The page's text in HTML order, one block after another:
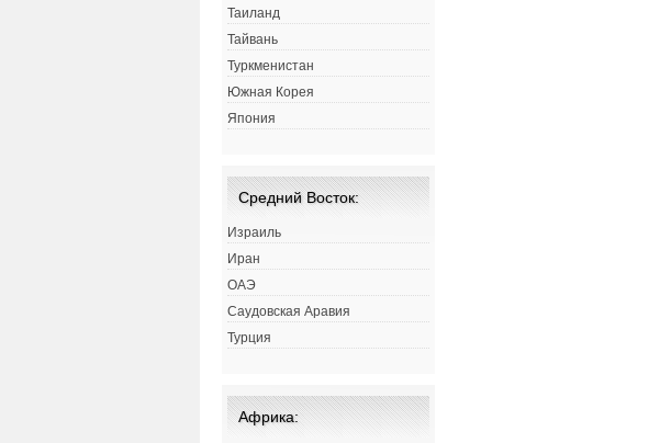
Таиланд
Тайвань
Туркменистан
Южная Корея
Япония
Средний Восток:
Израиль
Иран
ОАЭ
Саудовская Аравия
Турция
Африка: